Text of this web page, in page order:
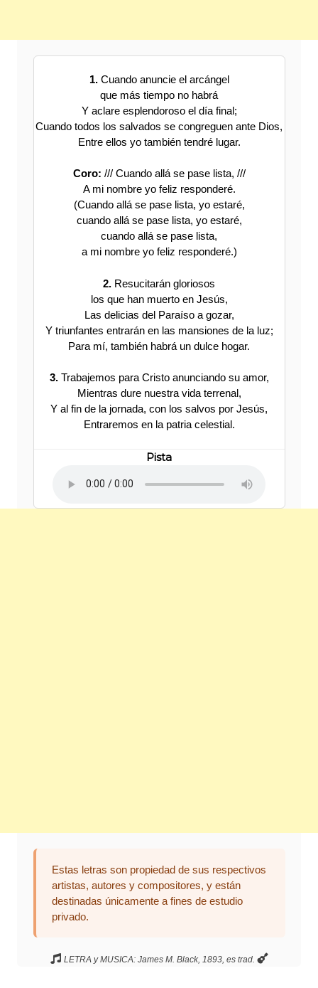
1.Cuando anuncie el arcángel
que más tiempo no habrá
Y aclare esplendoroso el día final;
Cuando todos los salvados se congreguen ante Dios,
Entre ellos yo también tendré lugar.
Coro: /// Cuando allá se pase lista, ///
A mi nombre yo feliz responderé.
(Cuando allá se pase lista, yo estaré,
cuando allá se pase lista, yo estaré,
cuando allá se pase lista,
a mi nombre yo feliz responderé.)
2. Resucitarán gloriosos
los que han muerto en Jesús,
Las delicias del Paraíso a gozar,
Y triunfantes entrarán en las mansiones de la luz;
Para mí, también habrá un dulce hogar.
3.Trabajemos para Cristo anunciando su amor,
Mientras dure nuestra vida terrenal,
Y al fin de la jornada, con los salvos por Jesús,
Entraremos en la patria celestial.
Pista
Estas letras son propiedad de sus respectivos
artistas, autores y compositores, y están
destinadas únicamente a fines de estudio
privado.
LETRA y MUSICA: James M. Black, 1893, es trad.